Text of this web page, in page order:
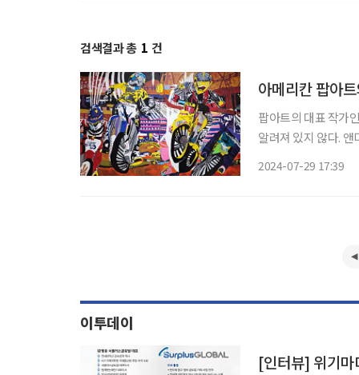
검색결과 총 1 건
아메리칸 팝아
팝아트의 대표 작가
알려져 있지 않다.
2024-07-29 17:39
이투데이